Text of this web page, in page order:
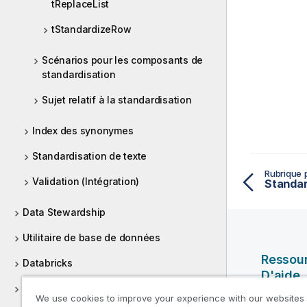
tReplaceList
tStandardizeRow
Scénarios pour les composants de
standardisation
Sujet relatif à la standardisation
Index des synonymes
Standardisation de texte
Validation (Intégration)
Data Stewardship
Utilitaire de base de données
Databricks
Rubrique
D'aide
Vidéos
We use cookies to improve your experience with our websites